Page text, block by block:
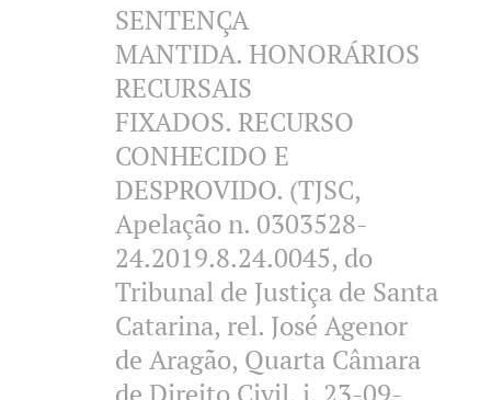
SENTENÇA
MANTIDA. HONORÁRIOS
RECURSAIS
FIXADOS. RECURSO
CONHECIDO E
DESPROVIDO. (TJSC,
Apelação n. 0303528-
24.2019.8.24.0045, do
Tribunal de Justiça de Santa
Catarina, rel. José Agenor
de Aragão, Quarta Câmara